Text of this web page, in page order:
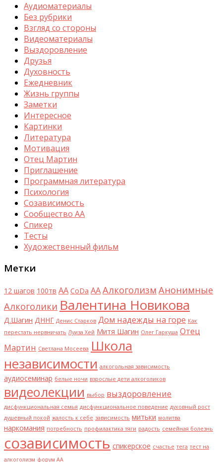
Аудиоматериалы
Без рубрики
Взгляд со стороны
Видеоматериалы
Выздоровление
Друзья
Духовность
Ежедневник
Жизнь группы
Заметки
Интересное
Картинки
Литература
Мотивация
Отец Мартин
Приглашение
Программная литература
Психология
Созависимость
Сообщество АА
Спикер
Тесты
Художественный фильм
Метки
12 шагов 100тв AA CoDa АААлкоголизм Анонимные
Алкоголики Валентина Новикова
Д.Шагин ДННГ Денис Старков Дом надежды на горе Как
перестать нервничать Луиза Хей Митя Шагин Олег Гаркуша Отец
Мартин Светлана Мосеева Школа
независимости алкогольная зависимость
аудиосеминар белые ночи взрослые дети алкоголиков
видеолекции выбор выздоровление
дисфункциональная семья дисфункциональное поведение духовный рост
душевный покой жалость к себе зависимость митьки молитва
наркомания потребность профилактика тяги радость семейная болезнь
созависимость спикерское счастье тега тест на
алкоголизм форум АА